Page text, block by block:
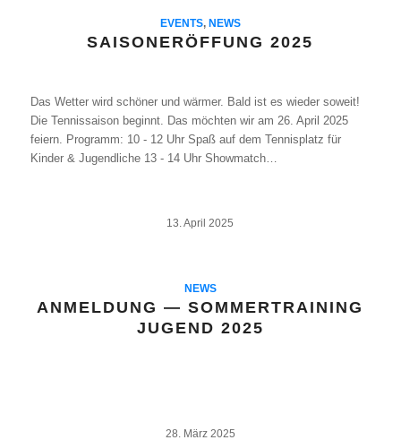
EVENTS, NEWS
SAISONERÖFFUNG 2025
Das Wetter wird schöner und wärmer. Bald ist es wieder soweit!
Die Tennissaison beginnt. Das möchten wir am 26. April 2025
feiern. Programm: 10 - 12 Uhr Spaß auf dem Tennisplatz für
Kinder & Jugendliche 13 - 14 Uhr Showmatch…
13. April 2025
NEWS
ANMELDUNG — SOMMERTRAINING
JUGEND 2025
28. März 2025